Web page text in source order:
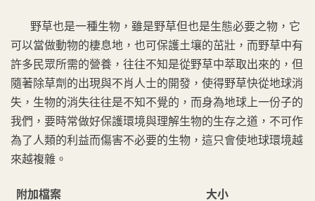
野草也是一種生物，雖是野草但也是生態必要之物，它
可以當做動物的棲息地，也可保護土壤的茁壯，而野草中有
許多民眾所需的營養，往往不知是從野草中萃取出來的，但
隨著除草劑的出現與不肖人士的開發，使得野草快從地球消
失，生物的消失往往是不知不覺的，而身為地球上一份子的
我們，要時常做好保護環境與理解生物的生存之道，不可作
為了人類的利益而傷害不必要的生物，這只會使地球環境越
來越複雜。
附加檔案 大小